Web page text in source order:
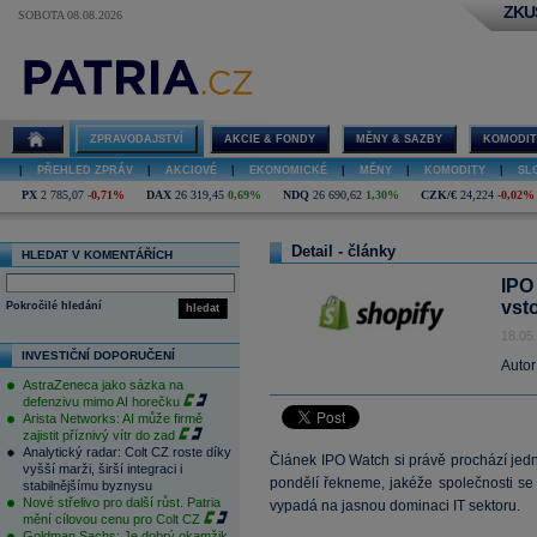
SOBOTA 08.08.2026
ZPRAVODAJSTVÍ AKCIE & FONDY MĚNY & SAZBY
PŘEHLED ZPRÁV AKCIOVÉ EKONOMICKÉ MĚNY KOMODITY
PX 2 785,07 -0,71% DAX 26 319,45 0,69% NDQ 26 690,62 1,30% CZK/€ 24,224 -0,02%
HLEDAT V KOMENTÁŘÍCH
hledat
Pokročilé hledání
INVESTIČNÍ DOPORUČENÍ
AstraZeneca jako sázka na
defenzivu mimo AI horečku
Arista Networks: AI může firmě
zajistit příznivý vítr do zad
Analytický radar: Colt CZ roste díky
vyšší marži, širší integraci i
stabilnějšímu byznysu
Nové střelivo pro další růst. Patria
mění cílovou cenu pro Colt CZ
Detail - články
Článek IPO Watch si právě prochází
pondělí řekneme, jakéže společnosti
vypadá na jasnou dominaci IT sektoru.